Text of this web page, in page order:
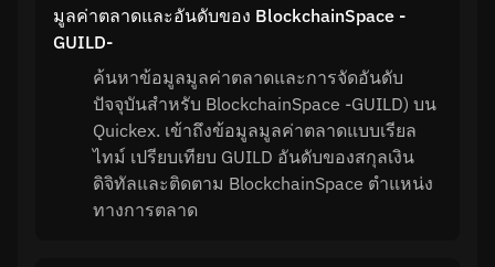
มูลค่าตลาดและอันดับของ BlockchainSpace -
GUILD-
ค้นหาข้อมูลมูลค่าตลาดและการจัดอันดับ
ปัจจุบันสำหรับ BlockchainSpace -GUILD) บน
Quickex. เข้าถึงข้อมูลมูลค่าตลาดแบบเรียล
ไทม์ เปรียบเทียบ GUILD อันดับของสกุลเงิน
ดิจิทัลและติดตาม BlockchainSpace ตำแหน่ง
ทางการตลาด